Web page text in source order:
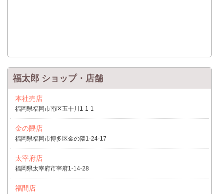
福太郎 ショップ・店舗
本社売店
福岡県福岡市南区五十川1-1-1
金の隈店
福岡県福岡市博多区金の隈1-24-17
太宰府店
福岡県太宰府市宰府1-14-28
福間店